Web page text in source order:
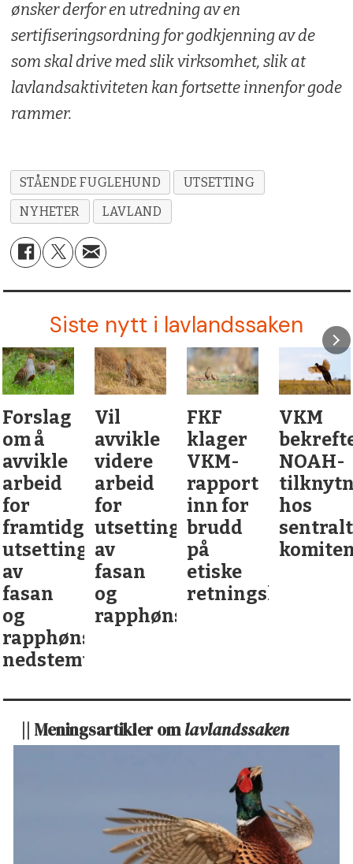
ønsker derfor en utredning av en
sertifiseringsordning for godkjenning av de
som skal drive med slik virksomhet, slik at
lavlandsaktiviteten kan fortsette innenfor gode
rammer.
STÅENDE FUGLEHUND
UTSETTING
NYHETER
LAVLAND
Siste nytt i lavlandssaken
Forslag
om å
avvikle
arbeid
for
framtidge
utsettinger
av
fasan
og
rapphøns
nedstemt
Vil
avvikle
videre
arbeid
for
utsetting
av
fasan
og
rapphøns
FKF
klager
VKM-
rapport
inn for
brudd
på
etiske
retningslinjer
VKM
NOAH-
hos
sentralt
|| Meningsartikler omlavlandssaken